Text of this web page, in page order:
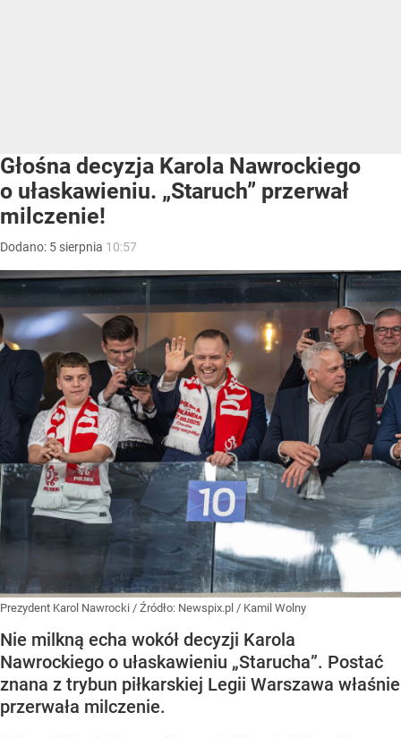
Głośna decyzja Karola Nawrockiego
o ułaskawieniu. „Staruch” przerwał
milczenie!
Dodano: 5 sierpnia 10:57
Prezydent Karol Nawrocki / Źródło: Newspix.pl / Kamil Wolny
Nie milkną echa wokół decyzji Karola
Nawrockiego o ułaskawieniu „Starucha”. Postać
znana z trybun piłkarskiej Legii Warszawa właśnie
przerwała milczenie.